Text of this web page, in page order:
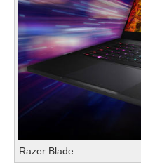
Razer Blade